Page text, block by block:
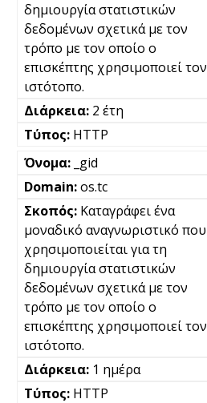
δημιουργία στατιστικών
δεδομένων σχετικά με τον
τρόπο με τον οποίο ο
επισκέπτης χρησιμοποιεί τον
ιστότοπο.
2 έτη
HTTP
_gid
os.tc
Καταγράφει ένα
μοναδικό αναγνωριστικό που
χρησιμοποιείται για τη
δημιουργία στατιστικών
δεδομένων σχετικά με τον
τρόπο με τον οποίο ο
επισκέπτης χρησιμοποιεί τον
ιστότοπο.
1 ημέρα
HTTP